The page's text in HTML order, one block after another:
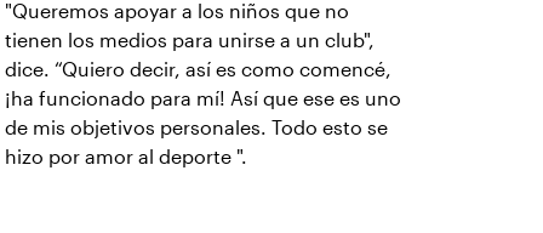
"Queremos apoyar a los niños que no
tienen los medios para unirse a un club",
dice. “Quiero decir, así es como comencé,
¡ha funcionado para mí! Así que ese es uno
de mis objetivos personales. Todo esto se
hizo por amor al deporte ".